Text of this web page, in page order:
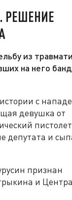
РЕШЕНИЕ
из
на него
с
девушка от
депутата и
признан
и